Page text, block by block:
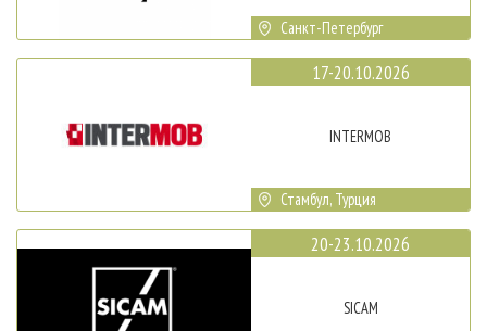
Санкт-Петербург
17-20.10.2026
INTERMOB
Стамбул, Турция
20-23.10.2026
SICAM